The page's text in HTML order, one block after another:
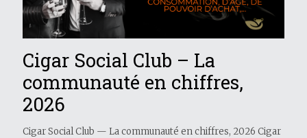
Cigar Social Club – La
communauté en chiffres,
2026
Cigar Social Club — La communauté en chiffres, 2026 Cigar